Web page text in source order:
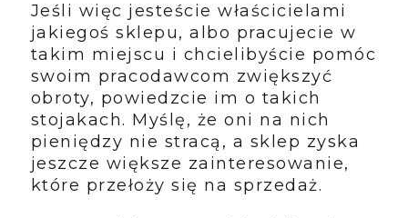
Jeśli więc jesteście właścicielami
jakiegoś sklepu, albo pracujecie w
takim miejscu i chcielibyście pomóc
swoim pracodawcom zwiększyć
obroty, powiedzcie im o takich
stojakach. Myślę, że oni na nich
pieniędzy nie stracą, a sklep zyska
jeszcze większe zainteresowanie,
które przełoży się na sprzedaż.